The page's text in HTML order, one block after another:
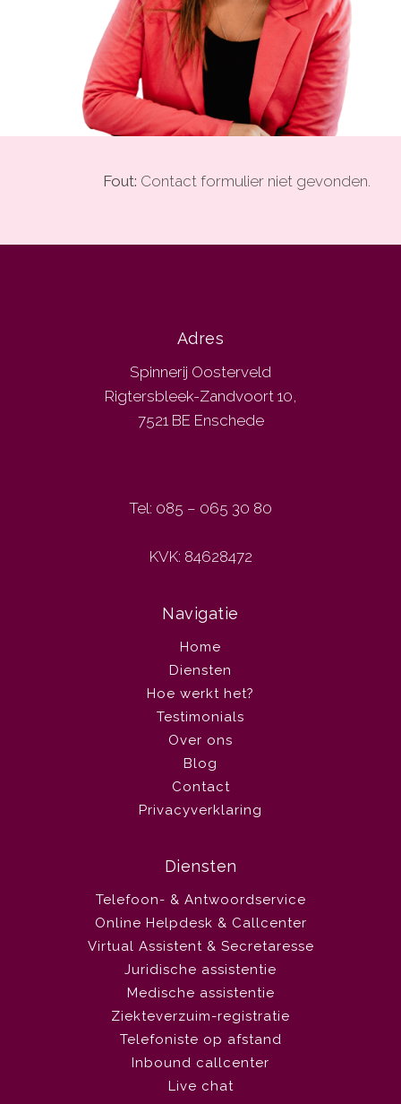
Fout: Contact formulier niet gevonden.
Adres
Spinnerij Oosterveld
Rigtersbleek-Zandvoort 10,
7521 BE Enschede
Tel: 085 – 065 30 80
KVK: 84628472
Navigatie
Home
Diensten
Hoe werkt het?
Testimonials
Over ons
Blog
Contact
Privacyverklaring
Diensten
Telefoon- & Antwoordservice
Online Helpdesk & Callcenter
Virtual Assistent & Secretaresse
Juridische assistentie
Medische assistentie
Ziekteverzuim-registratie
Telefoniste op afstand
Inbound callcenter
Live chat